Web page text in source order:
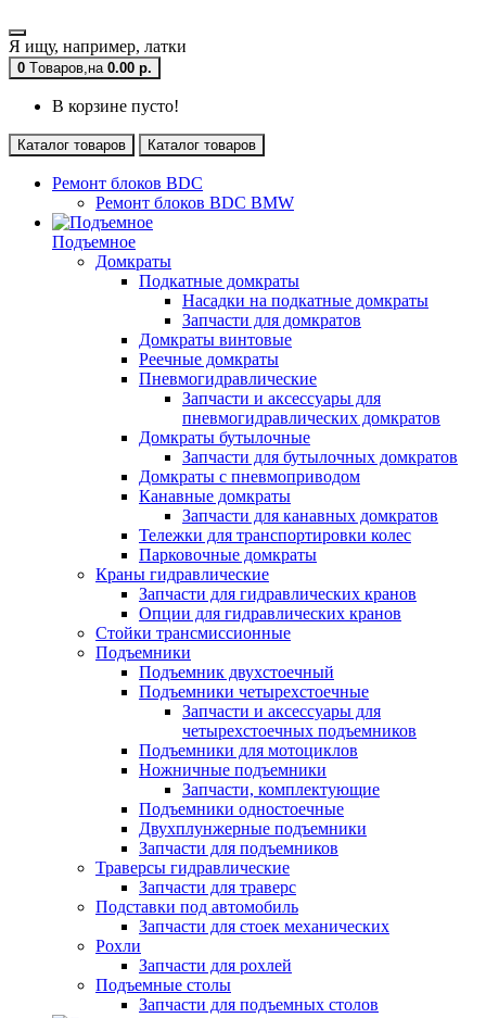
Я ищу, например, латки
0 Tоваров,на 0.00 р.
В корзине пусто!
Каталог товаров Каталог товаров
Ремонт блоков BDC
Ремонт блоков BDC BMW
Подъемное
Домкраты
Подкатные домкраты
Насадки на подкатные домкраты
Запчасти для домкратов
Домкраты винтовые
Реечные домкраты
Пневмогидравлические
Запчасти и аксессуары для
пневмогидравлических домкратов
Домкраты бутылочные
Запчасти для бутылочных домкратов
Домкраты с пневмоприводом
Канавные домкраты
Запчасти для канавных домкратов
Тележки для транспортировки колес
Парковочные домкраты
Краны гидравлические
Запчасти для гидравлических кранов
Опции для гидравлических кранов
Стойки трансмиссионные
Подъемники
Подъемник двухстоечный
Подъемники четырехстоечные
Запчасти и аксессуары для
четырехстоечных подъемников
Подъемники для мотоциклов
Ножничные подъемники
Запчасти, комплектующие
Подъемники одностоечные
Двухплунжерные подъемники
Запчасти для подъемников
Траверсы гидравлические
Запчасти для траверс
Подставки под автомобиль
Запчасти для стоек механических
Рохли
Запчасти для рохлей
Подъемные столы
Запчасти для подъемных столов